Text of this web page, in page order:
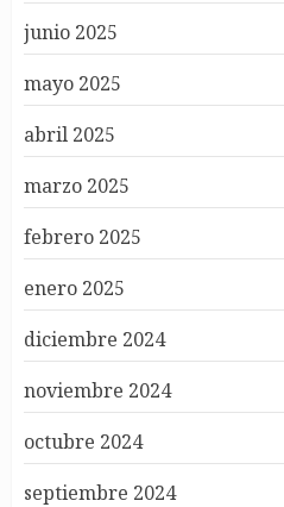
junio 2025
mayo 2025
abril 2025
marzo 2025
febrero 2025
enero 2025
diciembre 2024
noviembre 2024
octubre 2024
septiembre 2024